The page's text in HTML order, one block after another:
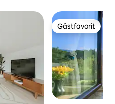
Gästfavorit
Gästfavorit